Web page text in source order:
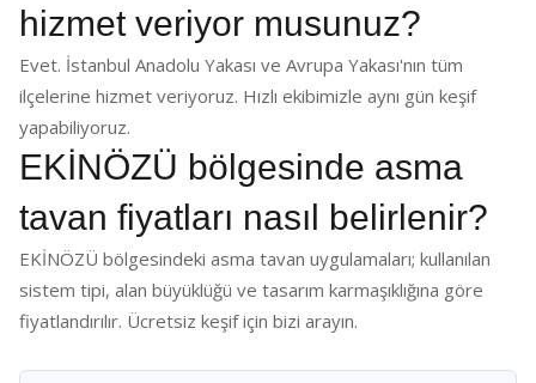
hizmet veriyor musunuz?
Evet. İstanbul Anadolu Yakası ve Avrupa Yakası'nın tüm
ilçelerine hizmet veriyoruz. Hızlı ekibimizle aynı gün keşif
yapabiliyoruz.
EKİNÖZÜ bölgesinde asma
tavan fiyatları nasıl belirlenir?
EKİNÖZÜ bölgesindeki asma tavan uygulamaları; kullanılan
sistem tipi, alan büyüklüğü ve tasarım karmaşıklığına göre
fiyatlandırılır. Ücretsiz keşif için bizi arayın.